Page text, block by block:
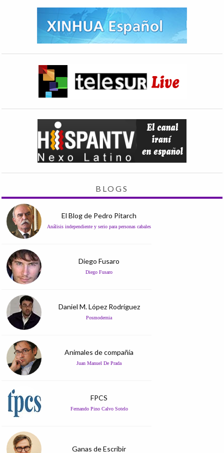
BLOGS
El Blog de Pedro Pitarch
Análisis independiente y serio para personas cabales
Diego Fusaro
Diego Fusaro
Daniel M. López Rodríguez
Posmodernia
Animales de compañía
Juan Manuel De Prada
FPCS
Fernando Pino Calvo Sotelo
Ganas de Escribir